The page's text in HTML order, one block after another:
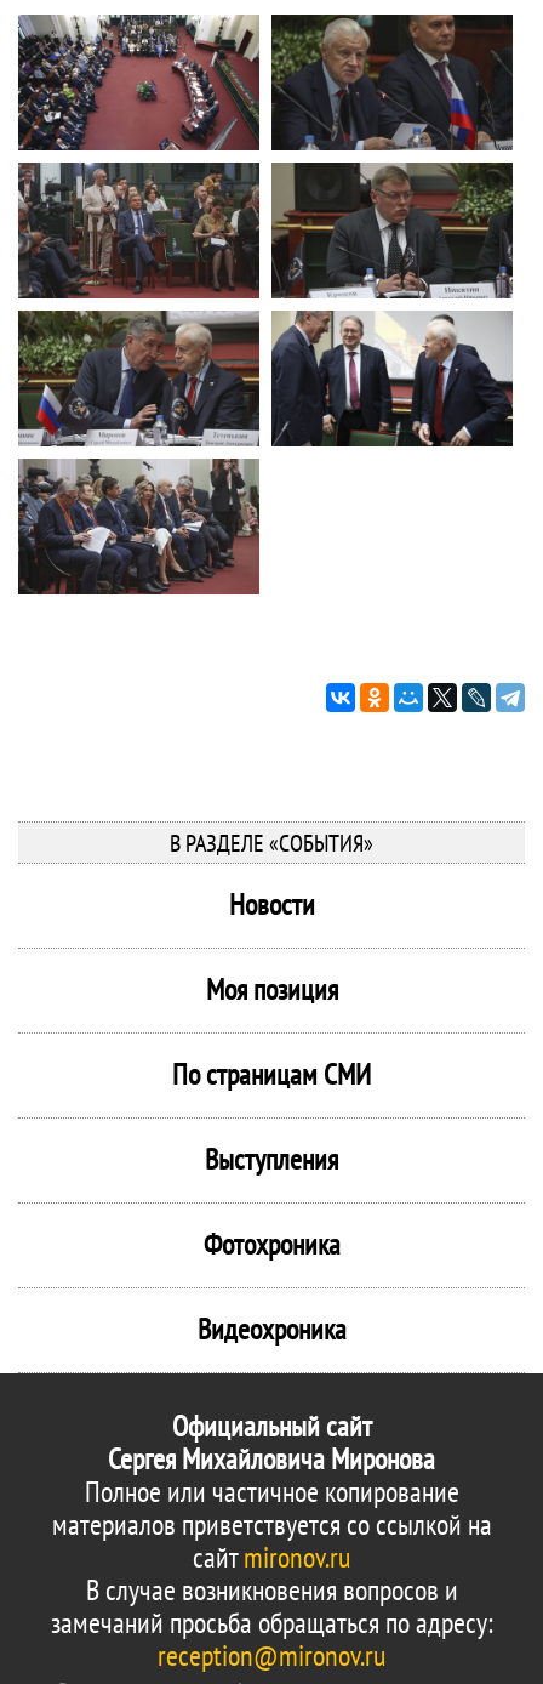
В РАЗДЕЛЕ «СОБЫТИЯ»
Новости
Моя позиция
По страницам СМИ
Выступления
Фотохроника
Видеохроника
Официальный сайт
Сергея Михайловича Миронова
Полное или частичное копирование
материалов приветствуется со ссылкой на
сайтmironov.ru
В случае возникновения вопросов и
замечаний просьба обращаться по адресу:
reception@mironov.ru